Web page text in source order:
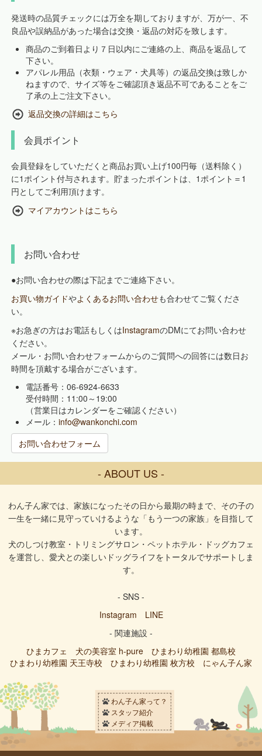
発送時の品質チェックには万全を期しておりますが、万が一、不
良品や誤納品があった場合は交換・返品の対応を致します。
商品のご到着日より７日以内にご連絡の上、商品を返品して
下さい。
アパレル用品（衣類・ウェア・犬具等）の返品交換は致しか
ねますので、サイズ等をご確認頂き返品不可であることをご
了承の上ご注文下さい。
返品交換の詳細はこちら
会員ポイント
会員登録をしていただくと商品お買い上げ100円毎（送料除く）
に1ポイント付与されます。貯まったポイントは、1ポイント＝1
円としてご利用頂けます。
マイアカウントはこちら
お問い合わせ
●お問い合わせの際は下記までご連絡下さい。
お買い物ガイドやよくあるお問い合わせも合わせてご覧くださ
い。
※お急ぎの方はお電話もしくはInstagramのDMにてお問い合わせ
ください。
メール・お問い合わせフォームからのご質問への回答には数日お
時間を頂戴する場合がございます。
電話番号：06-6924-6633
受付時間：11:00～19:00
（営業日はカレンダーをご確認ください）
メール：info@wankonchi.com
お問い合わせフォーム
- ABOUT US -
わん子ん家では、家族になったその日から最期の時まで、その子の
一生を一緒に見守っていけるような「もう一つの家族」を目指して
います。
犬のしつけ教室・トリミングサロン・ペットホテル・ドッグカフェ
を運営し、愛犬との楽しいドッグライフをトータルでサポートしま
す。
- SNS -
Instagram
LINE
- 関連施設 -
ひまカフェ
犬の美容室 h-pure
ひまわり幼稚園 都島校
ひまわり幼稚園 天王寺校
ひまわり幼稚園 枚方校 にゃん子ん家
わん子ん家って？
スタッフ紹介
メディア掲載